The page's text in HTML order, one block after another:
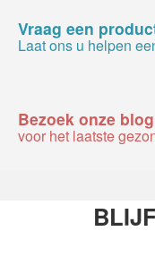
Vraag een
Laat ons u helpen
Bezoek onze blog
voor het laatste